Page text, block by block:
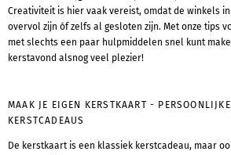
Creativiteit is hier vaak vereist, omdat de winkels
overvol zijn óf zelfs al gesloten zijn. Met onze tips
met slechts een paar hulpmiddelen snel kunt
kerstavond alsnog veel plezier!
MAAK JE EIGEN KERSTKAART -
KERSTCADEAUS
De kerstkaart is een klassiek kerstcadeau, maar